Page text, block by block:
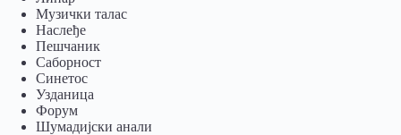
Музички талас
Наслеђе
Пешчаник
Саборност
Синетос
Узданица
Форум
Шумадијски анали